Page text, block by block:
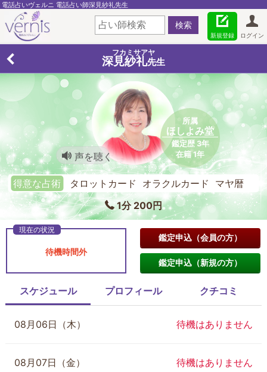
電話占いヴェルニ 電話占い師深見紗礼先生
ログイン
新規登録
フカミサアヤ
深見紗礼先生
所属
ほしよみ堂
鑑定歴 3年
在籍 1年
声を聴く
得意な占術
タロットカード オラクルカード マヤ暦
1分 200円
待機時間外
鑑定申込（会員の方）
鑑定申込（新規の方）
スケジュール プロフィール クチコミ
08月06日（木） 待機はありません
08月07日（金） 待機はありません